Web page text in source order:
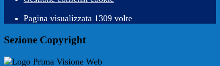
Pagina visualizzata 1309 volte
Sezione Copyright